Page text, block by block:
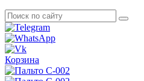
Корзина